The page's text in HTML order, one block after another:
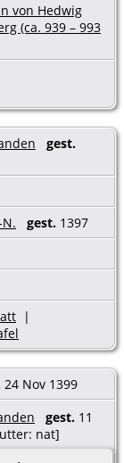
von Hedwig
(ca. 939 – 993
gest.
gest. 1397
|
24 Nov 1399
gest. 11
nat]